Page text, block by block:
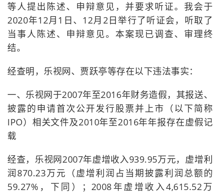
等人提出陈述、申辩意见，并要求听证。我会于
2020年12月1日、12月2日举行了听证会，听取了
当事人陈述、申辩意见。本案现已调查、审理终
结。
经查明，乐视网、贾跃亭等存在以下违法事实：
一、乐视网于2007年至2016年财务造假，其报送、
披露的申请首次公开发行股票并上市（以下简称
IPO）相关文件及2010年至2016年年报存在虚假记
载
经查，乐视网2007年虚增收入939.95万元，虚增利
润870.23万元（虚增利润占当期披露利润总额的
59.27%，下同）；2008年虚增收入4,615.52万